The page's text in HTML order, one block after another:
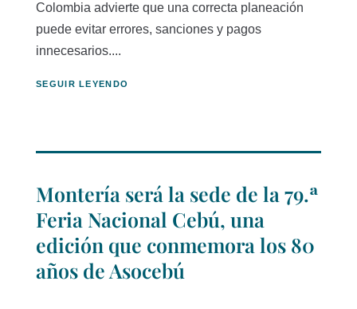
Colombia advierte que una correcta planeación
puede evitar errores, sanciones y pagos
innecesarios....
SEGUIR LEYENDO
Montería será la sede de la 79.ª
Feria Nacional Cebú, una
edición que conmemora los 80
años de Asocebú